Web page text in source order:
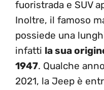
fuoristrada e SUV
Inoltre, il famoso
possiede una
infatti la sua
1947. Qualche
2021, la Jeep è